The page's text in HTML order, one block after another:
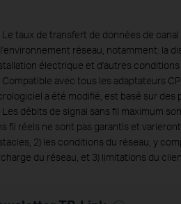
Le taux de transfert de données de
réseau, notamment: la
électrique et d'autres conditions
Compatible avec tous les adaptateurs
a été modifié, est basé sur des
Les débits de signal sans fil maximum
fil réels ne sont pas garantis et
2) les conditions du réseau, y
du réseau, et 3) limitations du